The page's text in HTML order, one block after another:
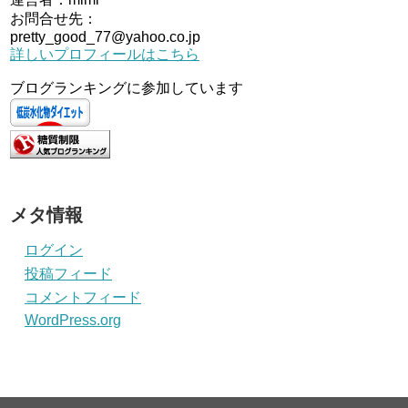
お問合せ先：
pretty_good_77@yahoo.co.jp
詳しいプロフィールはこちら
ブログランキングに参加しています
メタ情報
ログイン
投稿フィード
コメントフィード
WordPress.org